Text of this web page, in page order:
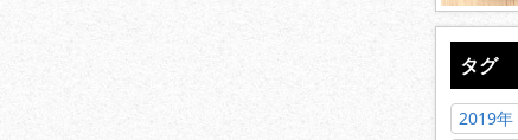
タグ
2019年